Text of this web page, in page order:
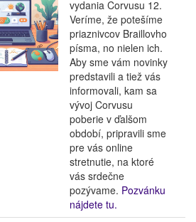
vydania Corvusu 12.
Veríme, že potešíme
priaznivcov Braillovho
písma, no nielen ich.
Aby sme vám novinky
predstavili a tiež vás
informovali, kam sa
vývoj Corvusu
poberie v ďalšom
období, pripravili sme
pre vás online
stretnutie, na ktoré
vás srdečne
pozývame. Pozvánku
nájdete tu.